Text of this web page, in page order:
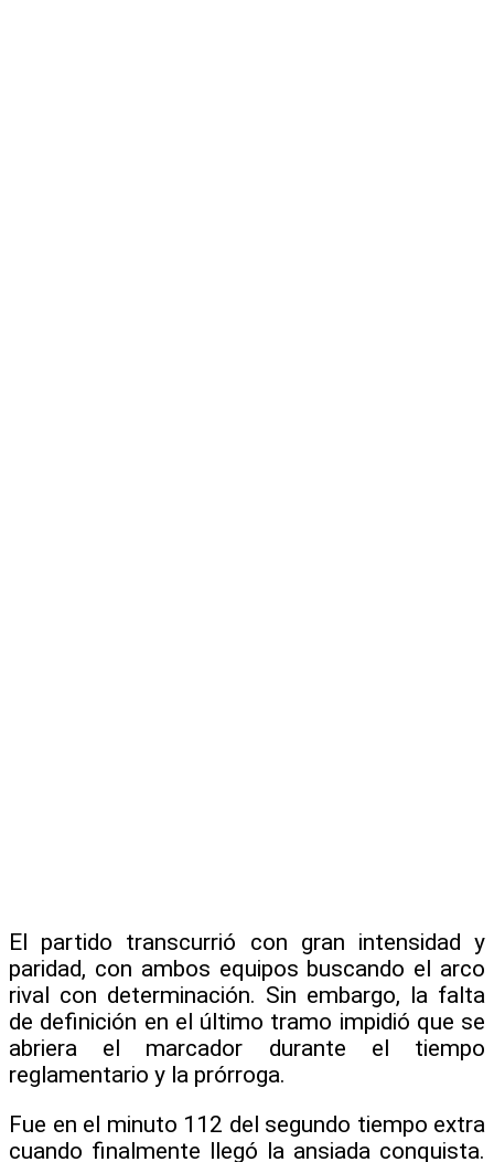
El partido transcurrió con gran intensidad y
paridad, con ambos equipos buscando el arco
rival con determinación. Sin embargo, la falta
de definición en el último tramo impidió que se
abriera el marcador durante el tiempo
reglamentario y la prórroga.
Fue en el minuto 112 del segundo tiempo extra
cuando finalmente llegó la ansiada conquista.